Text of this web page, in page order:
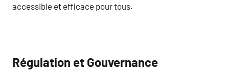
accessible et efficace pour tous.
Régulation et Gouvernance